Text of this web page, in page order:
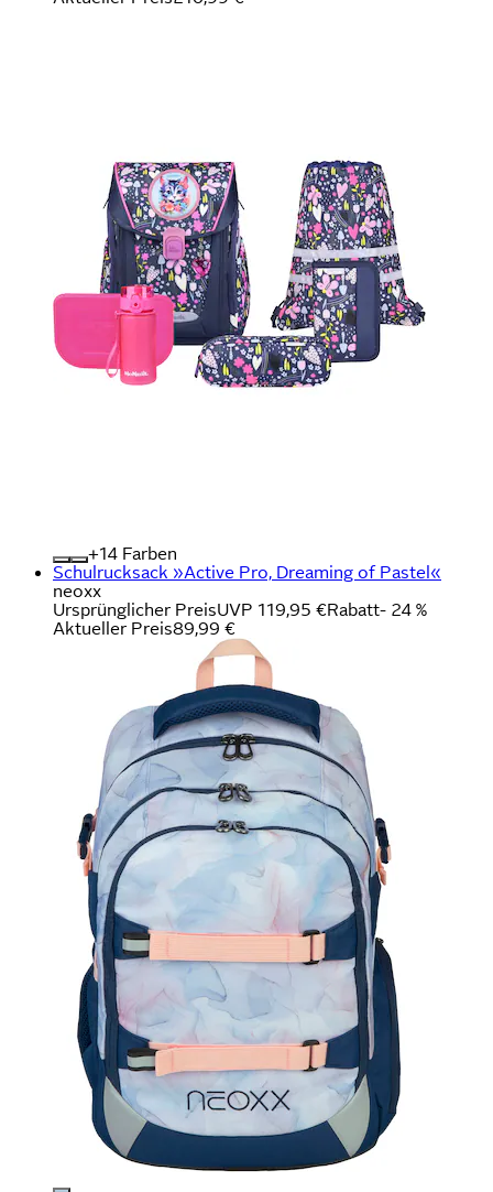
+
Farben
Schulrucksack »Active Pro, Dreaming of Pastel«
neoxx
Ursprünglicher PreisUVP 119,95 €Rabatt- 24 %
Aktueller Preis89,99 €